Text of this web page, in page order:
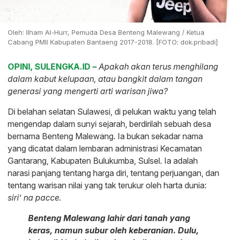
Oleh: Ilham Al-Hurr, Pemuda Desa Benteng Malewang / Ketua
Cabang PMII Kabupaten Bantaeng 2017-2018. [FOTO: dok.pribadi]
OPINI, SULENGKA.ID – Apakah akan terus menghilang
dalam kabut kelupaan, atau bangkit dalam tangan
generasi yang mengerti arti warisan jiwa?
Di belahan selatan Sulawesi, di pelukan waktu yang telah
mengendap dalam sunyi sejarah, berdirilah sebuah desa
bernama Benteng Malewang. Ia bukan sekadar nama
yang dicatat dalam lembaran administrasi Kecamatan
Gantarang, Kabupaten Bulukumba, Sulsel. Ia adalah
narasi panjang tentang harga diri, tentang perjuangan, dan
tentang warisan nilai yang tak terukur oleh harta dunia:
siri’ na pacce.
Benteng Malewang lahir dari tanah yang
keras, namun subur oleh keberanian. Dulu,